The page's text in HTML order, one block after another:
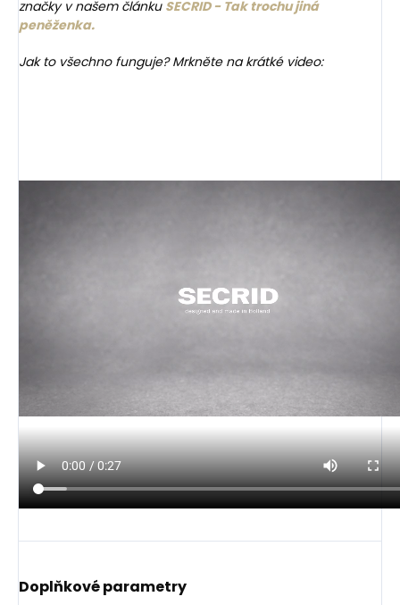
značky v našem článku SECRID - Tak trochu jiná
peněženka.
Jak to všechno funguje? Mrkněte na krátké video:
Doplňkové parametry